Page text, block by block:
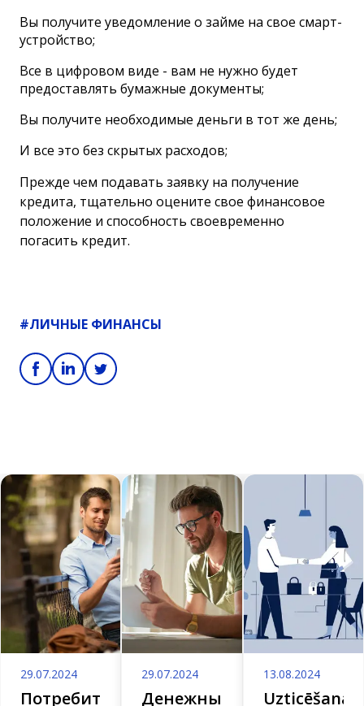
Вы получите уведомление о займе на свое смарт-
устройство;
Все в цифровом виде - вам не нужно будет
предоставлять бумажные документы;
Вы получите необходимые деньги в тот же день;
И все это без скрытых расходов;
Прежде чем подавать заявку на получение
кредита, тщательно оцените свое финансовое
положение и способность своевременно
погасить кредит.
#ЛИЧНЫЕ ФИНАНСЫ
29.07.2024
Потребительский
29.07.2024
Денежные
13.08.2024
Uzticēšanās